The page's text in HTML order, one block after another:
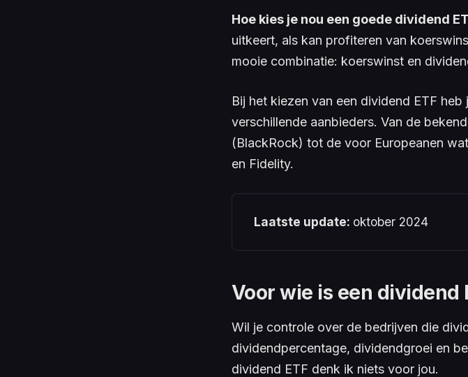
Hoe kies je nou een goede dividend
uitkeert, als kan profiteren van
mooie combinatie: koerswinst en
Bij het kiezen van een dividend ETF
verschillende aanbieders. Van de
(BlackRock) tot de voor Europeanen
en Fidelity.
Laatste update: oktober 2024
Voor wie is een dividend
Wil je controle over de bedrijven die
dividendpercentage, dividendgroei en
dividend ETF denk ik niets voor jou.